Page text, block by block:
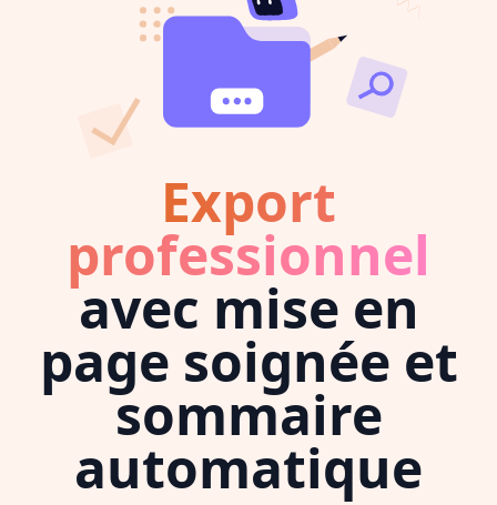
Export
professionnel
avec mise en
page soignée et
sommaire
automatique